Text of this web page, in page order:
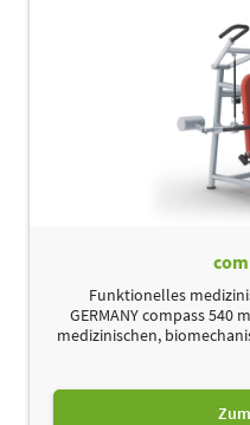
Funktionelles
GERMANY compass
medizinischen,